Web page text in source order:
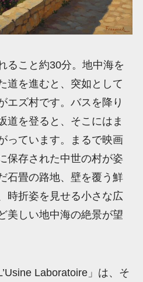
ること約30分。地中海を
道を進むと、突如として
エズ村です。バスを降り
道を登ると、そこにはま
っています。まるで映画
保存された中世の村が姿
石畳の路地、壁を覆う鮮
時折姿を見せる小さな広
美しい地中海の絶景が望
Laboratoire」は、そ